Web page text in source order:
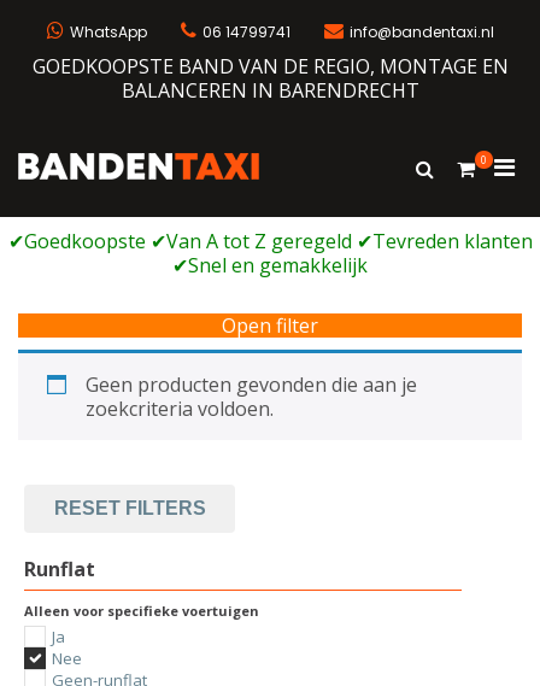
WhatsApp 06 14799741 info@bandentaxi.nl
GOEDKOOPSTE BAND VAN DE REGIO, MONTAGE EN
BALANCEREN IN BARENDRECHT
Bandengarage met eigen webshop
Toon
0
voor
Open filter
Geen producten gevonden die aan je
zoekcriteria voldoen.
RESET FILTERS
Runflat
Alleen voor specifieke voertuigen
Ja
Nee
Geen-runflat